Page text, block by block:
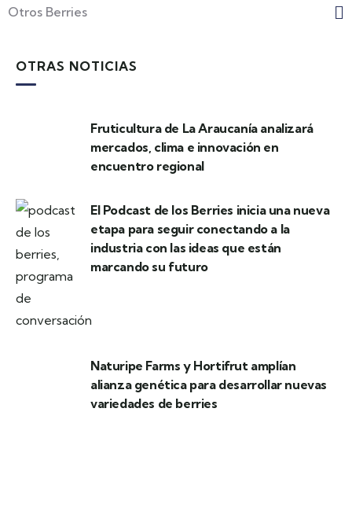
Otros Berries
OTRAS NOTICIAS
Fruticultura de La Araucanía analizará
mercados, clima e innovación en
encuentro regional
El Podcast de los Berries inicia una nueva
etapa para seguir conectando a la
industria con las ideas que están
marcando su futuro
Naturipe Farms y Hortifrut amplían
alianza genética para desarrollar nuevas
variedades de berries